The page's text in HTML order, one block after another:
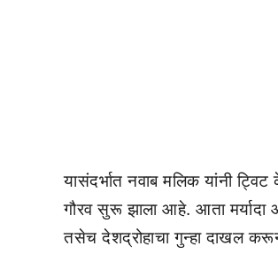
यासंदर्भात नवाब मलिक यांनी
गौरव सुरू झाला आहे. आता
तसेच देशद्रोहाचा गुन्हा दाखल